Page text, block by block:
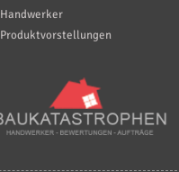
Handwerker
Produktvorstellungen